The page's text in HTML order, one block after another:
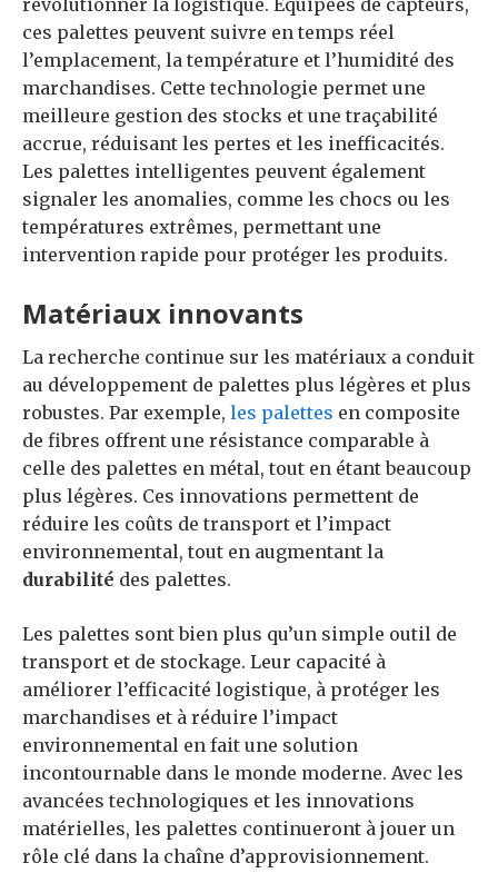
ces palettes peuvent suivre en temps réel
l’emplacement, la température et l’humidité des
marchandises. Cette technologie permet une
meilleure gestion des stocks et une traçabilité
accrue, réduisant les pertes et les inefficacités.
Les palettes intelligentes peuvent également
signaler les anomalies, comme les chocs ou les
températures extrêmes, permettant une
intervention rapide pour protéger les produits.
Matériaux innovants
La recherche continue sur les matériaux a conduit
au développement de palettes plus légères et plus
robustes. Par exemple, les palettes en composite
de fibres offrent une résistance comparable à
celle des palettes en métal, tout en étant beaucoup
plus légères. Ces innovations permettent de
réduire les coûts de transport et l’impact
environnemental, tout en augmentant la
durabilité des palettes.
Les palettes sont bien plus qu’un simple outil de
transport et de stockage. Leur capacité à
améliorer l’efficacité logistique, à protéger les
marchandises et à réduire l’impact
environnemental en fait une solution
incontournable dans le monde moderne. Avec les
avancées technologiques et les innovations
matérielles, les palettes continueront à jouer un
rôle clé dans la chaîne d’approvisionnement.